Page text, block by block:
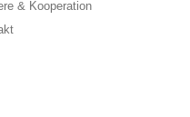
& Kooperation